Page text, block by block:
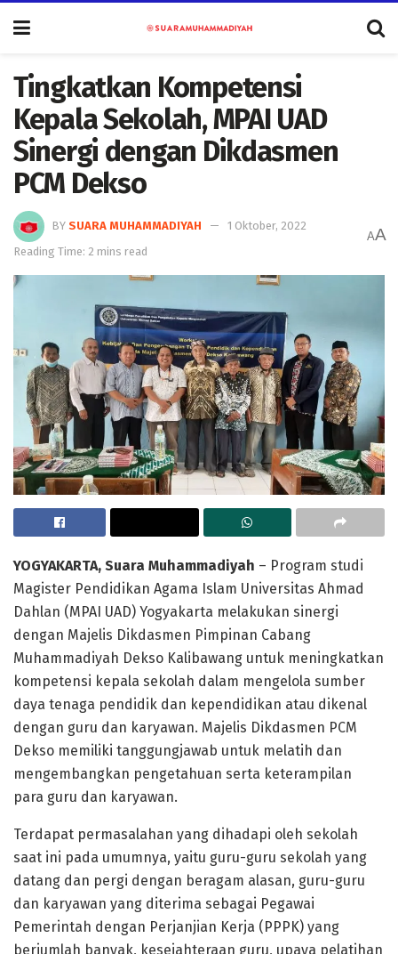
Tingkatkan Kompetensi
Kepala Sekolah, MPAI UAD
Sinergi dengan Dikdasmen
PCM Dekso
BY SUARA MUHAMMADIYAH
1 Oktober, 2022
Reading Time: 2 mins read
AA
YOGYAKARTA, Suara Muhammadiyah – Program studi
Magister Pendidikan Agama Islam Universitas Ahmad
Dahlan (MPAI UAD) Yogyakarta melakukan sinergi
dengan Majelis Dikdasmen Pimpinan Cabang
Muhammadiyah Dekso Kalibawang untuk meningkatkan
kompetensi kepala sekolah dalam mengelola sumber
daya tenaga pendidik dan kependidikan atau dikenal
dengan guru dan karyawan. Majelis Dikdasmen PCM
Dekso memiliki tanggungjawab untuk melatih dan
mengembangkan pengetahuan serta keterampilan
para guru dan karyawan.
Terdapat permasalahan yang dihadapi oleh sekolah
saat ini pada umumnya, yaitu guru-guru sekolah yang
datang dan pergi dengan beragam alasan, guru-guru
dan karyawan yang diterima sebagai Pegawai
Pemerintah dengan Perjanjian Kerja (PPPK) yang
berjumlah banyak, kesejahteraan guru, upaya pelatihan